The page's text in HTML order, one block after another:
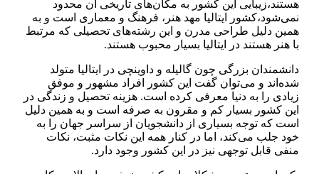
هستند،زیبایی این کشور به مکان‌های تاریخی آن محدود
نمی‌شود،کشور ایتالیا مهد هنر، فرهنگ و معماری است و به
همین دلیل طراحی مدرن و این رشته‌های تحصیلی که مرتبط
با هنر هستند در ایتالیا بسیار محبوب هستند.
دانشمندان بزرگی چون گالیله و داوینچی در ایتالیا متولد
شده‌اند و می‌توان گفت این کشور افراد مشهور و موفق
زیادی را به دنیا معرفی کرده است. هزینه تحصیل و زندگی در
این کشور بسیار کم و مقرون به صرفه است و به همین دلیل
است که توجه بسیاری از دانشجویان از سراسر جهان را به
خود جلب می‌کند، اما در کنار همه این نکات مثبت، نکات
منفی قابل توجهی نیز در این کشور وجود دارد.